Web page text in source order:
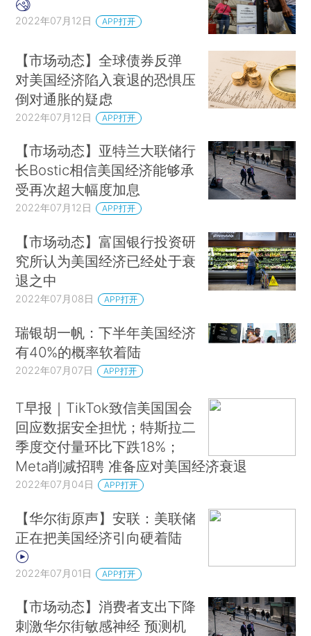
2022年07月12日 APP打开
【市场动态】全球债券反弹
对美国经济陷入衰退的恐惧压
倒对通胀的疑虑
2022年07月12日 APP打开
【市场动态】亚特兰大联储行
长Bostic相信美国经济能够承
受再次超大幅度加息
2022年07月12日 APP打开
【市场动态】富国银行投资研
究所认为美国经济已经处于衰
退之中
2022年07月08日 APP打开
瑞银胡一帆：下半年美国经济
有40%的概率软着陆
2022年07月07日 APP打开
T早报｜TikTok致信美国国会
回应数据安全担忧；特斯拉二
季度交付量环比下跌18%；
Meta削减招聘 准备应对美国经济衰退
2022年07月04日 APP打开
【华尔街原声】安联：美联储
正在把美国经济引向硬着陆
2022年07月01日 APP打开
【市场动态】消费者支出下降
刺激华尔街敏感神经 预测机